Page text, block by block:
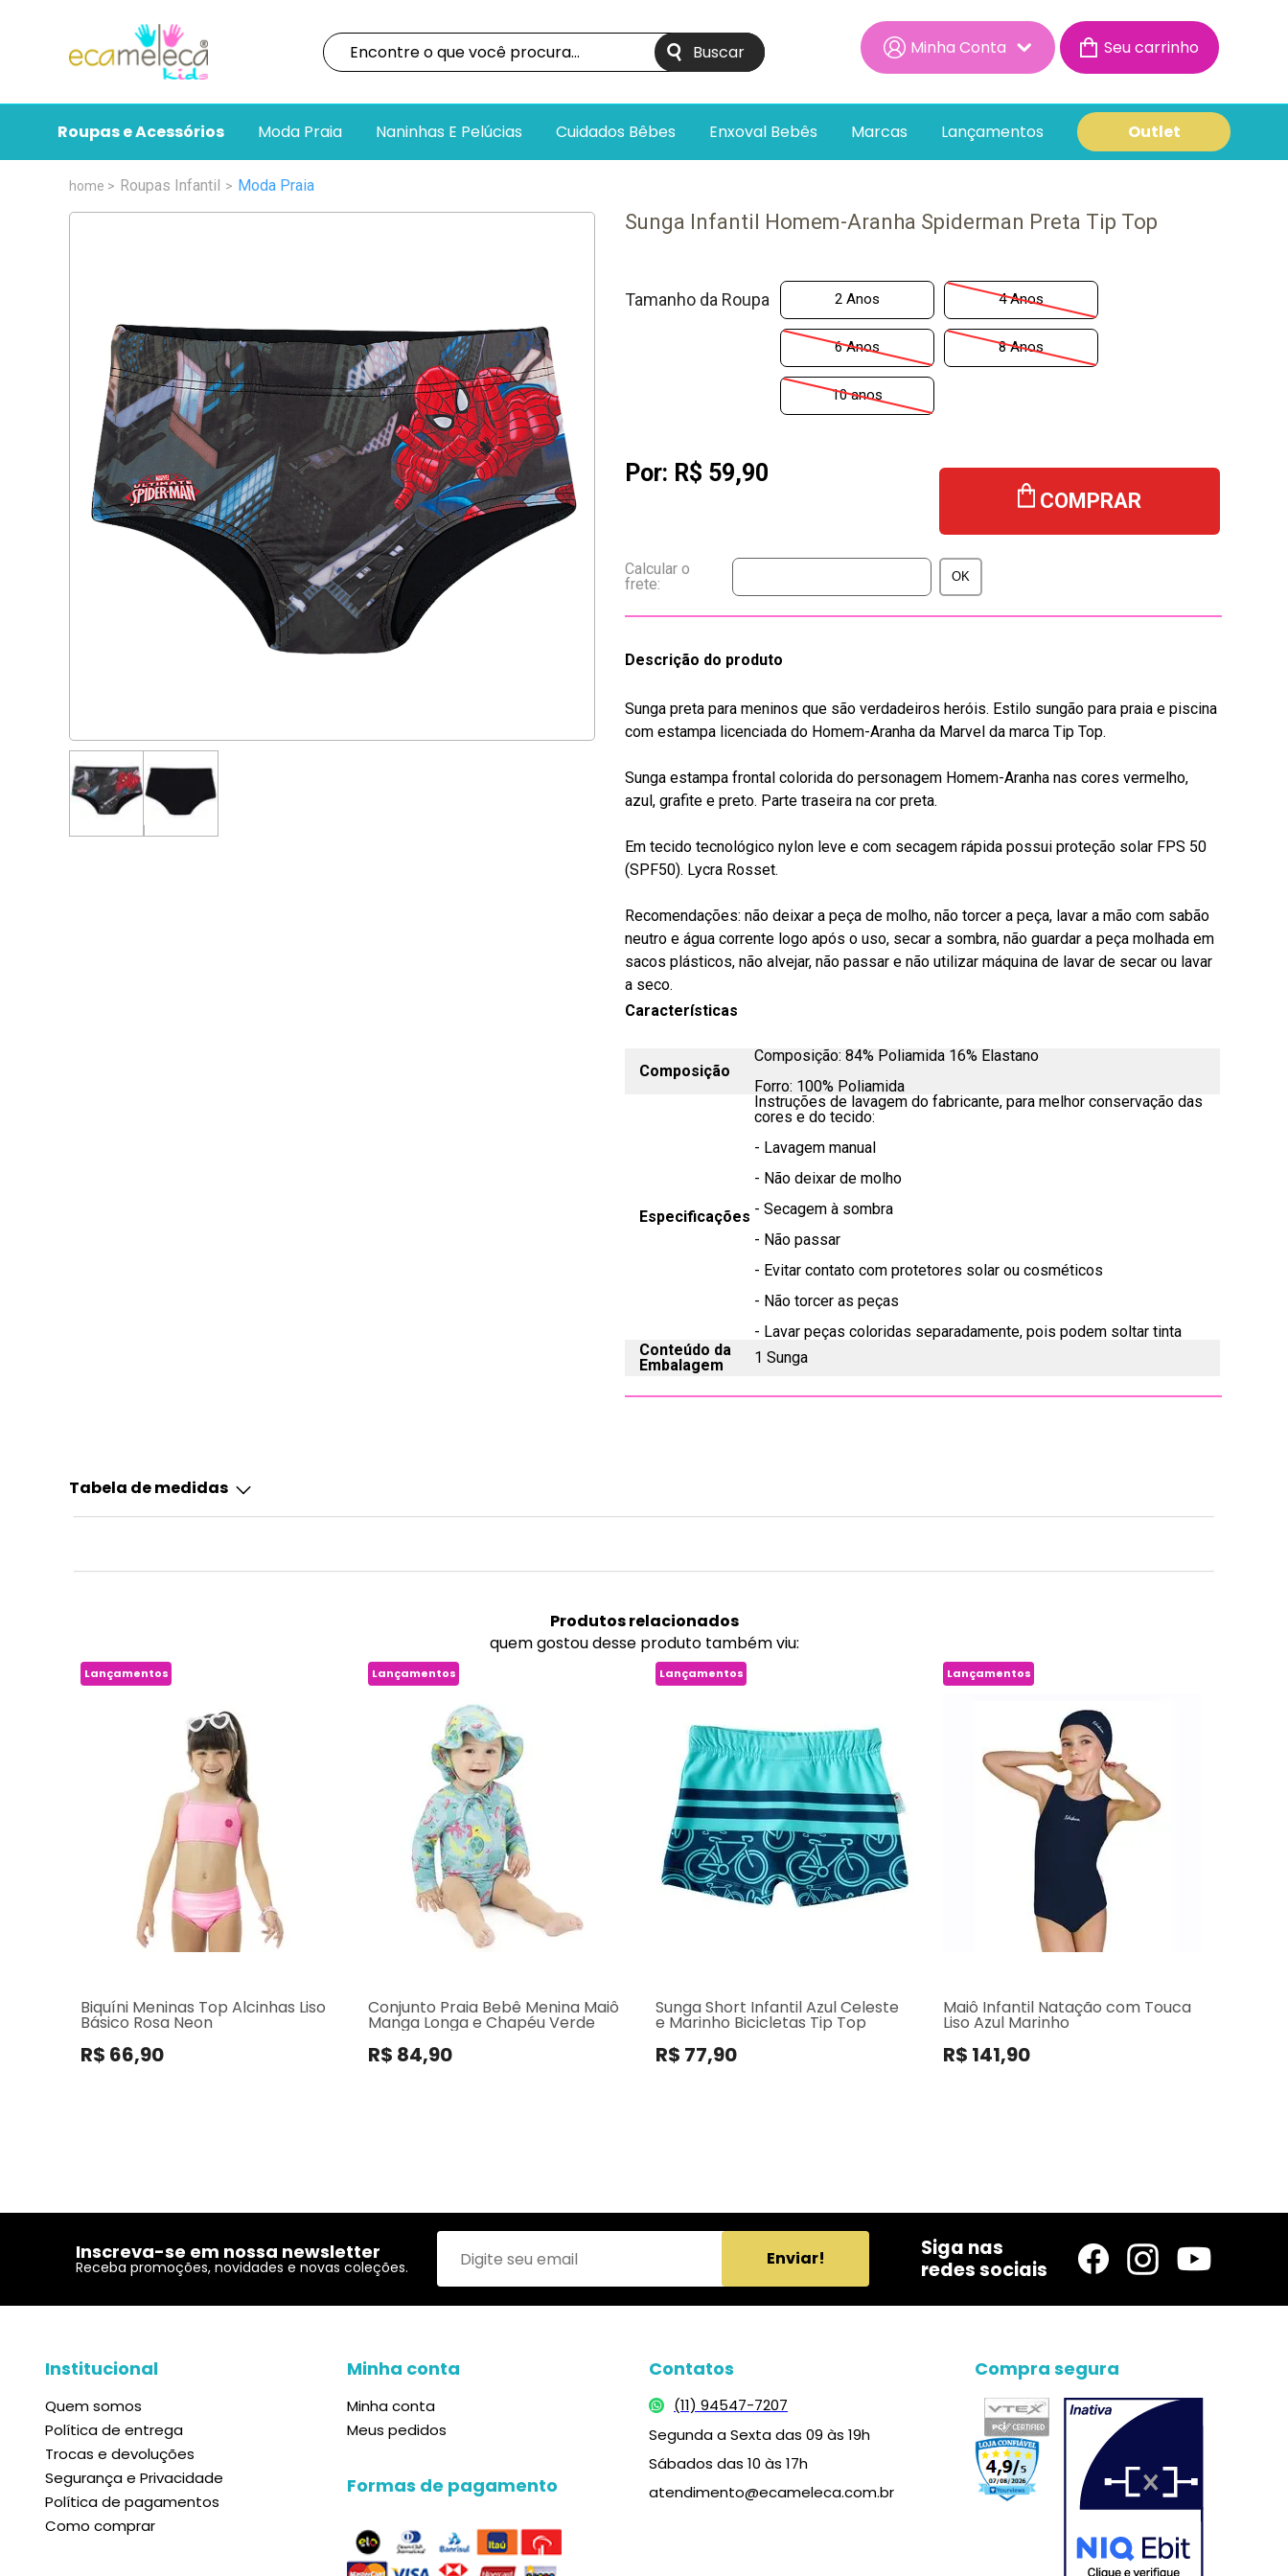
Minha Conta
Minhas Compras
Roupas e Acessórios Moda Praia Naninhas E Pelúcias Cuidados Bêbes Enxoval Bebês Marcas Lançamentos Outlet
Roupas Infantil Moda Praia
Sunga Infantil Homem-Aranha Spiderman Preta Tip Top
Tamanho da Roupa 2 Anos 4 Anos
6 Anos 8 Anos
10 anos
Por: R$ 59,90
COMPRAR
Descrição do produto
Sunga preta para meninos que são verdadeiros heróis. Estilo sungão para praia e piscina
com estampa licenciada do Homem-Aranha da Marvel da marca Tip Top.
Sunga estampa frontal colorida do personagem Homem-Aranha nas cores vermelho,
azul, grafite e preto. Parte traseira na cor preta.
Em tecido tecnológico nylon leve e com secagem rápida possui proteção solar FPS 50
(SPF50). Lycra Rosset.
Recomendações: não deixar a peça de molho, não torcer a peça, lavar a mão com sabão
neutro e água corrente logo após o uso, secar a sombra, não guardar a peça molhada em
sacos plásticos, não alvejar, não passar e não utilizar máquina de lavar de secar ou lavar
a seco.
Características
Composição
Composição: 84% Poliamida 16% Elastano
Forro: 100% Poliamida
Especificações
Instruções de lavagem do fabricante, para melhor conservação das
cores e do tecido:
- Lavagem manual
- Não deixar de molho
- Secagem à sombra
- Não passar
- Evitar contato com protetores solar ou cosméticos
- Não torcer as peças
- Lavar peças coloridas separadamente, pois podem soltar tinta
Conteúdo da
Embalagem
1 Sunga
Tabela de medidas
Produtosrelacionados
quem gostou desse produto também viu:
Lançamentos
Biquíni Meninas Top Alcinhas Liso
Básico Rosa Neon
R$ 66,90
Lançamentos
Conjunto Praia Bebê Menina Maiô
Manga Longa e Chapéu Verde
R$ 84,90
Lançamentos
Sunga Short Infantil Azul Celeste
e Marinho Bicicletas Tip Top
R$ 77,90
Lançamentos
Maiô Infantil Natação com Touca
Liso Azul Marinho
R$ 141,90
Inscreva-se em nossa newsletter
Receba promoções, novidades e novas coleções. Enviar!
Siga nas
redes sociais
Institucional
Quem somos
Política de entrega
Trocas e devoluções
Segurança e Privacidade
Política de pagamentos
Como comprar
Minha conta
Minha conta
Meus pedidos
Formas de pagamento
Contatos
(11) 94547-7207
Segunda a Sexta das 09 às 19h
Sábados das 10 às 17h
atendimento@ecameleca.com.br
Compra segura